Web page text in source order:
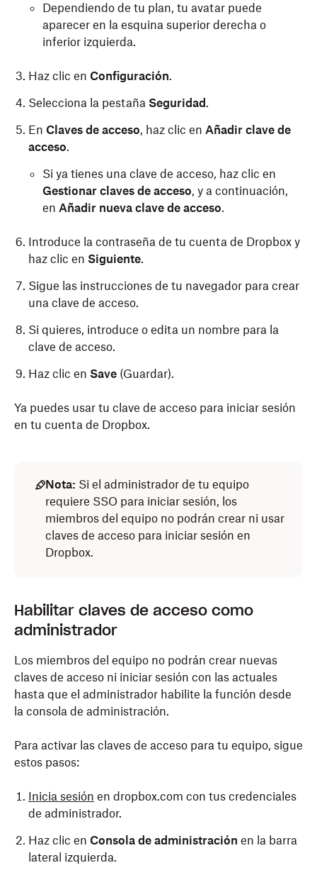
Dependiendo de tu plan, tu avatar puede
aparecer en la esquina superior derecha o
inferior izquierda.
Haz clic en Configuración.
Selecciona la pestaña Seguridad .
En Claves de acceso, haz clic en Añadir clave de
acceso.
Si ya tienes una clave de acceso, haz clic en
Gestionar claves de acceso, y a continuación,
en Añadir nueva clave de acceso.
Introduce la contraseña de tu cuenta de Dropbox y
haz clic en Siguiente.
Sigue las instrucciones de tu navegador para crear
una clave de acceso.
Si quieres, introduce o edita un nombre para la
clave de acceso.
Haz clic en Save (Guardar).
Abre la aplicación de Dropbox para móviles.
Si ya tienes una clave de acceso, tocaAñadir
nueva clave.
Introduce la contraseña de tu cuenta de Dropbox y
toca Siguiente
una clave de acceso.
Si quieres, introduce o edita un nombre para la
TocaListo.
Ya puedes usar tu clave de acceso para iniciar sesión
en tu cuenta de Dropbox.
Nota: Si el administrador de tu equipo
requiere SSO para iniciar sesión, los
miembros del equipo no podrán crear ni usar
claves de acceso para iniciar sesión en
Dropbox.
Habilitar claves de acceso como
administrador
Los miembros del equipo no podrán crear nuevas
claves de acceso ni iniciar sesión con las actuales
hasta que el administrador habilite la función desde
la consola de administración.
Para activar las claves de acceso para tu equipo, sigue
estos pasos:
Inicia sesión en dropbox.com con tus credenciales
de administrador.
Haz clic en Consola de administración en la barra
lateral izquierda.